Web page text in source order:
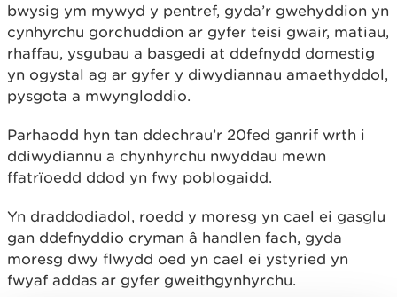
bwysig ym mywyd y pentref, gyda’r gwehyddion yn
cynhyrchu gorchuddion ar gyfer teisi gwair, matiau,
rhaffau, ysgubau a basgedi at ddefnydd domestig
yn ogystal ag ar gyfer y diwydiannau amaethyddol,
pysgota a mwyngloddio.
Parhaodd hyn tan ddechrau’r 20fed ganrif wrth i
ddiwydiannu a chynhyrchu nwyddau mewn
ffatrïoedd ddod yn fwy poblogaidd.
Yn draddodiadol, roedd y moresg yn cael ei gasglu
gan ddefnyddio cryman â handlen fach, gyda
moresg dwy flwydd oed yn cael ei ystyried yn
fwyaf addas ar gyfer gweithgynhyrchu.